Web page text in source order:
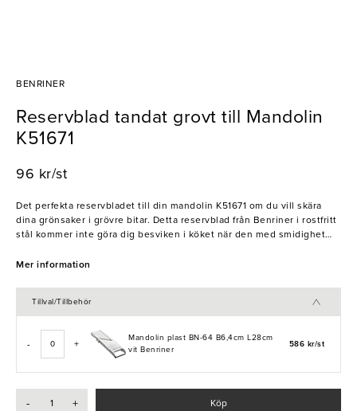
BENRINER
Reservblad tandat grovt till Mandolin
K51671
96 kr/st
Det perfekta reservbladet till din mandolin K51671 om du vill skära
dina grönsaker i grövre bitar. Detta reservblad från Benriner i rostfritt
stål kommer inte göra dig besviken i köket när den med smidighet
- Grovt tandat
Mer information
Tillval/Tillbehör
- +
Mandolin plast BN-64 B6,4cm L28cm
vit Benriner
586 kr/st
- + Köp